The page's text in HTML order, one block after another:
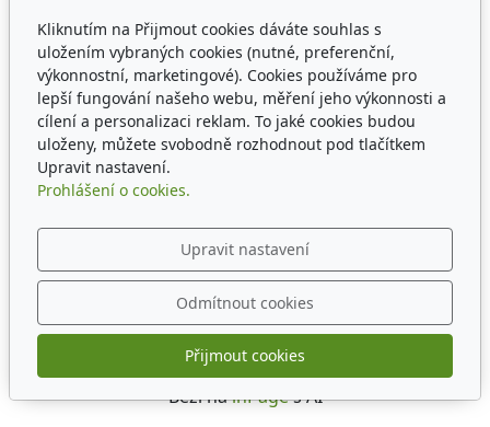
Běží nainPages AI
Kliknutím na Přijmout cookies dáváte souhlas s
uložením vybraných cookies (nutné, preferenční,
výkonnostní, marketingové). Cookies používáme pro
lepší fungování našeho webu, měření jeho výkonnosti a
cílení a personalizaci reklam. To jaké cookies budou
uloženy, můžete svobodně rozhodnout pod tlačítkem
Upravit nastavení.
Prohlášení o cookies.
Upravit nastavení
Odmítnout cookies
Přijmout cookies